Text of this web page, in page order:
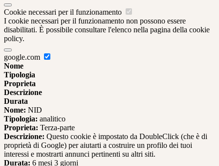
Cookie necessari per il funzionamento
I cookie necessari per il funzionamento non possono essere
disabilitati. È possibile consultare l'elenco nella pagina della cookie
policy.
google.com
Nome
Tipologia
Proprieta
Descrizione
Durata
Nome: NID
Tipologia: analitico
Proprieta: Terza-parte
Descrizione: Questo cookie è impostato da DoubleClick (che è di
proprietà di Google) per aiutarti a costruire un profilo dei tuoi
interessi e mostrarti annunci pertinenti su altri siti.
Durata: 6 mesi 3 giorni